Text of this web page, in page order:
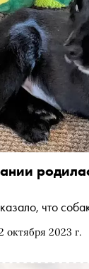
октября 2023 г.
что